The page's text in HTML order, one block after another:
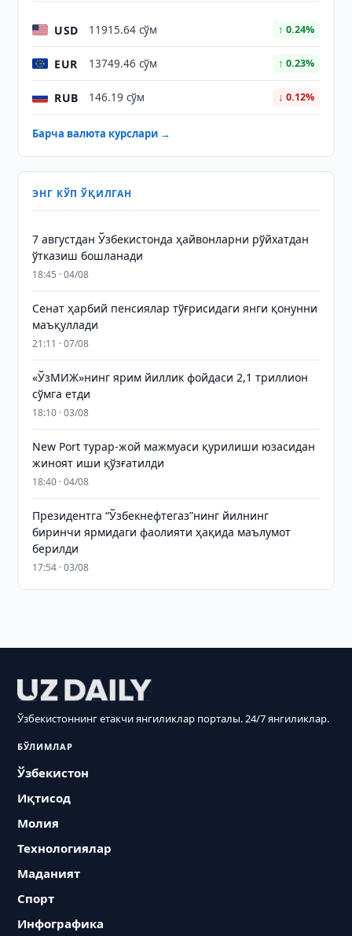
USD 11915.64 сўм ↑ 0.24%
EUR 13749.46 сўм ↑ 0.23%
RUB 146.19 сўм ↓ 0.12%
Барча валюта курслари →
ЭНГ КЎП ЎҚИЛГАН
7 августдан Ўзбекистонда ҳайвонларни рўйхатдан
ўтказиш бошланади
18:45 · 04/08
Сенат ҳарбий пенсиялар тўғрисидаги янги қонунни
маъқуллади
21:11 · 07/08
«ЎзМИЖ»нинг ярим йиллик фойдаси 2,1 триллион
сўмга етди
18:10 · 03/08
New Port турар-жой мажмуаси қурилиши юзасидан
жиноят иши қўзғатилди
18:40 · 04/08
Президентга “Ўзбекнефтегаз”нинг йилнинг
биринчи ярмидаги фаолияти ҳақида маълумот
берилди
17:54 · 03/08
Ўзбекистоннинг етакчи янгиликлар порталы. 24/7 янгиликлар.
БЎЛИМЛАР
Ўзбекистон
Иқтисод
Молия
Технологиялар
Маданият
Спорт
Инфографика